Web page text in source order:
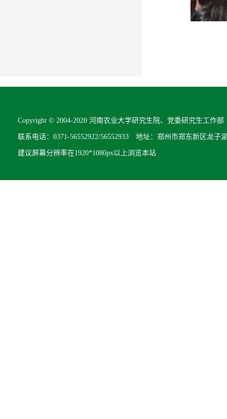
Copyright © 2004-2020 河南农业大学研究生院、党委研究生工作
联系电话：0371-56552922/56552933 地址：郑州市郑东新区龙子
建议屏幕分辨率在1920*1080px以上浏览本站